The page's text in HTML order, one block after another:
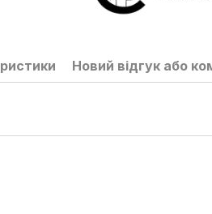
Новий відгук або